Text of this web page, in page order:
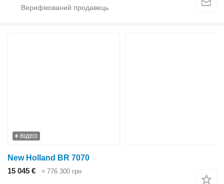
ВІДЕО
New Holland BR 7070
15 045 €
≈ 776 300 грн